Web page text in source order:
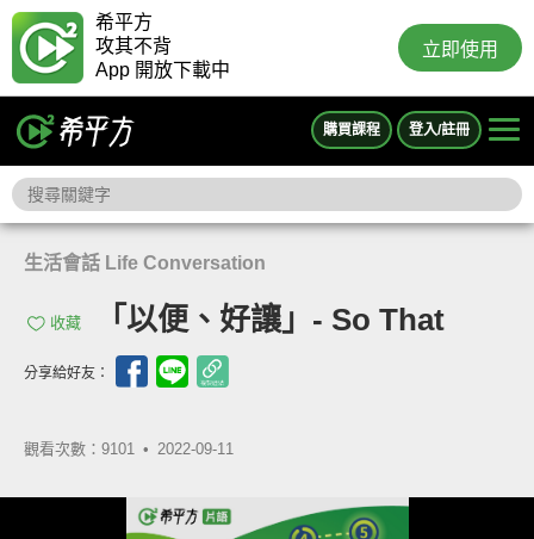
希平方
攻其不背
App 開放下載中
立即使用
購買課程 登入/註冊
生活會話 Life Conversation
收藏 「以便、好讓」- So That
分享給好友：
觀看次數：9101 • 2022-09-11